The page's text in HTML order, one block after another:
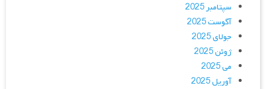
سپتامبر 2025
آگوست 2025
جولای 2025
ژوئن 2025
می 2025
آوریل 2025